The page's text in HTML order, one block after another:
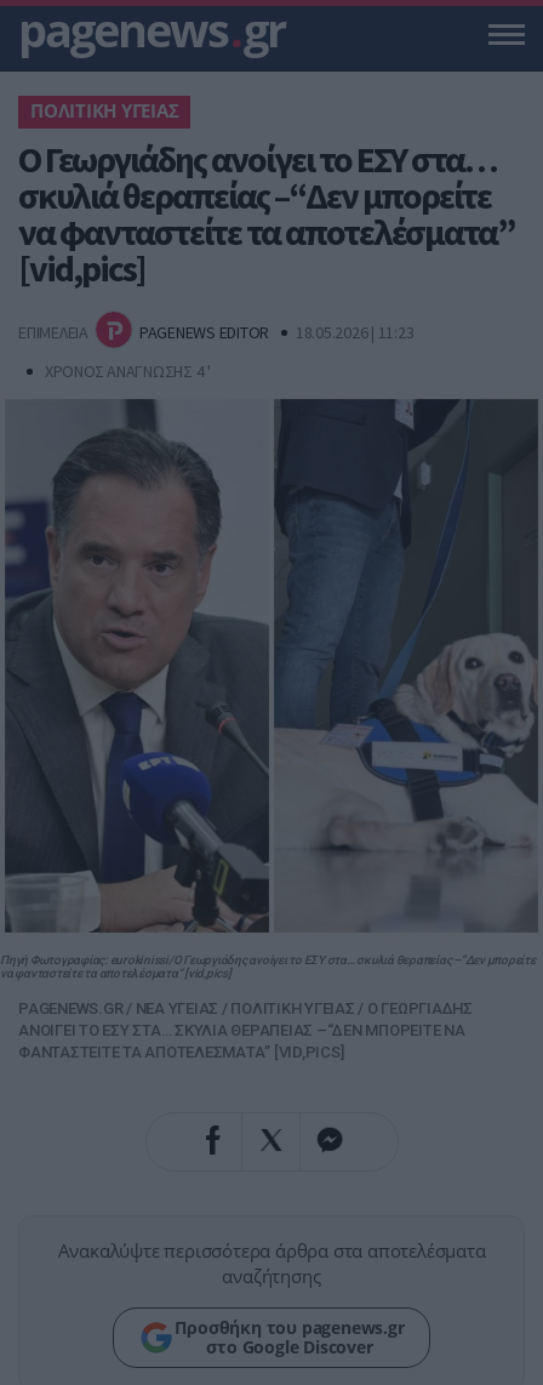
pagenews.gr
ΠΟΛΙΤΙΚΗ ΥΓΕΙΑΣ
Ο Γεωργιάδης ανοίγει το ΕΣΥ στα…
σκυλιά θεραπείας –“Δεν μπορείτε
να φανταστείτε τα αποτελέσματα”
[vid,pics]
ΕΠΙΜΕΛΕΙΑ PAGENEWS EDITOR
18.05.2026 | 11:23
ΧΡΟΝΟΣ ΑΝΑΓΝΩΣΗΣ 4 '
Πηγή Φωτογραφίας: eurokinissi/Ο Γεωργιάδης ανοίγει το ΕΣΥ στα… σκυλιά θεραπείας –“Δεν μπορείτε
να φανταστείτε τα αποτελέσματα” [vid,pics]
PAGENEWS.GR/ ΝΕΑ ΥΓΕΙΑΣ / ΠΟΛΙΤΙΚΗ ΥΓΕΙΑΣ / Ο ΓΕΩΡΓΙΑΔΗΣ
ΑΝΟΙΓΕΙ ΤΟ ΕΣΥ ΣΤΑ… ΣΚΥΛΙΑ ΘΕΡΑΠΕΙΑΣ –“ΔΕΝ ΜΠΟΡΕΙΤΕ ΝΑ
ΦΑΝΤΑΣΤΕΙΤΕ ΤΑ ΑΠΟΤΕΛΕΣΜΑΤΑ” [VID,PICS]
Ανακαλύψτε περισσότερα άρθρα στα αποτελέσματα
αναζήτησης
Προσθήκη του pagenews.gr
στο Google Discover